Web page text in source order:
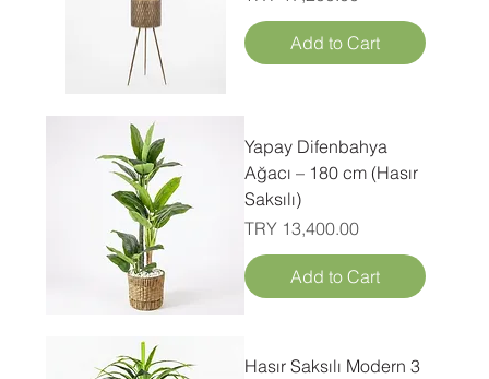
Add to Cart
Yapay Difenbahya
Ağacı – 180 cm (Hasır
Saksılı)
Price
TRY 13,400.00
Add to Cart
Hasır Saksılı Modern 3